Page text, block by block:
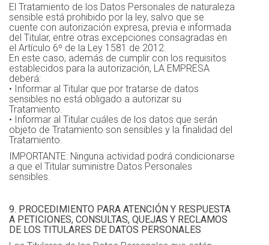
El Tratamiento de los Datos Personales de naturaleza
sensible está prohibido por la ley, salvo que se
cuente con autorización expresa, previa e informada
del Titular, entre otras excepciones consagradas en
el Artículo 6º de la Ley 1581 de 2012.
En este caso, además de cumplir con los requisitos
establecidos para la autorización, LA EMPRESA
deberá:
• Informar al Titular que por tratarse de datos
sensibles no está obligado a autorizar su
Tratamiento.
• Informar al Titular cuáles de los datos que serán
objeto de Tratamiento son sensibles y la finalidad del
Tratamiento.
IMPORTANTE: Ninguna actividad podrá condicionarse
a que el Titular suministre Datos Personales
sensibles.
9. PROCEDIMIENTO PARA ATENCIÓN Y RESPUESTA
A PETICIONES, CONSULTAS, QUEJAS Y RECLAMOS
DE LOS TITULARES DE DATOS PERSONALES